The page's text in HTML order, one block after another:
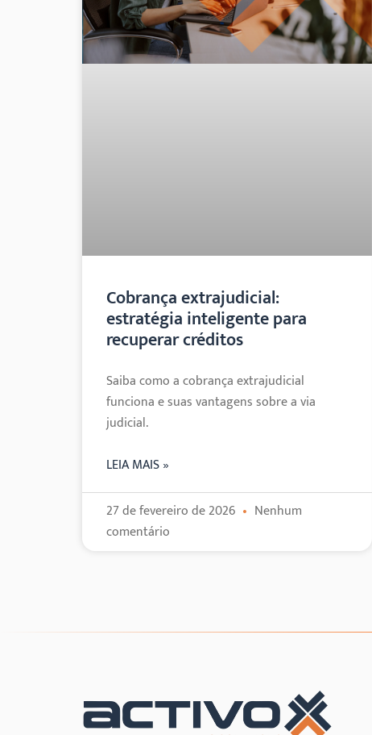
Cobrança extrajudicial:
estratégia inteligente para
recuperar créditos
Saiba como a cobrança extrajudicial
funciona e suas vantagens sobre a via
judicial.
LEIA MAIS »
27 de fevereiro de 2026
Nenhum
comentário